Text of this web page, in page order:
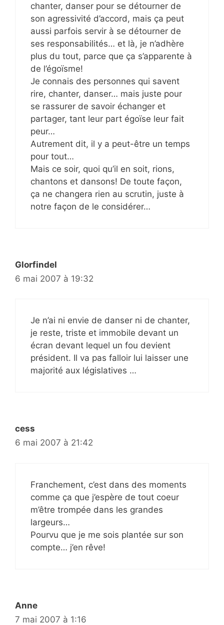
chanter, danser pour se détourner de
son agressivité d’accord, mais ça peut
aussi parfois servir à se détourner de
ses responsabilités… et là, je n’adhère
plus du tout, parce que ça s’apparente à
de l’égoïsme!
Je connais des personnes qui savent
rire, chanter, danser… mais juste pour
se rassurer de savoir échanger et
partager, tant leur part égoïse leur fait
peur…
Autrement dit, il y a peut-être un temps
pour tout…
Mais ce soir, quoi qu’il en soit, rions,
chantons et dansons! De toute façon,
ça ne changera rien au scrutin, juste à
notre façon de le considérer…
Glorfindel
6 mai 2007 à 19:32
Je n’ai ni envie de danser ni de chanter,
je reste, triste et immobile devant un
écran devant lequel un fou devient
président. Il va pas falloir lui laisser une
majorité aux législatives …
cess
6 mai 2007 à 21:42
Franchement, c’est dans des moments
comme ça que j’espère de tout coeur
m’être trompée dans les grandes
largeurs…
Pourvu que je me sois plantée sur son
compte… j’en rêve!
Anne
7 mai 2007 à 1:16